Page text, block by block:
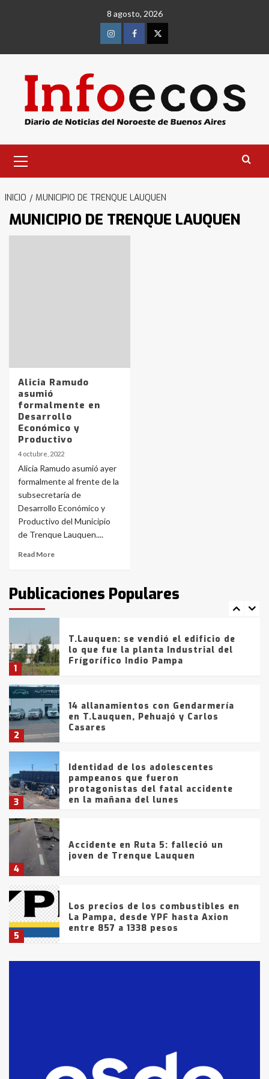
8 agosto, 2026
InstagramFacebookTwitter
primario
INICIO MUNICIPIO DE TRENQUE LAUQUEN
MUNICIPIO DE TRENQUE LAUQUEN
Alicia Ramudo
asumió
formalmente en
Desarrollo
Económico y
Productivo
4 octubre, 2022
Alicia Ramudo asumió ayer
formalmente al frente de la
subsecretaría de
Desarrollo Económico y
Productivo del Municipio
de Trenque Lauquen....
Read More
Publicaciones Populares
4
Accidente en Ruta 5: falleció un
joven de Trenque Lauquen
5
Los precios de los combustibles en
6
La Bolsa de Cereales de Bahía
Blanca anticipa que Agosto vendrá
con lluvias y heladas, en gran parte
de la provincia
fueron detenidos por
comercialización de drogas en la
tarde del sábado
1
T.Lauquen: se vendió el edificio de
lo que fue la planta Industrial del
Frígorífico Indio Pampa
2
14 allanamientos con Gendarmería
en T.Lauquen, Pehuajó y Carlos
Casares
3
Identidad de los adolescentes
pampeanos que fueron
protagonistas del fatal accidente
en la mañana del lunes
4
Accidente en Ruta 5: falleció un
joven de Trenque Lauquen
5
Los precios de los combustibles en
La Pampa, desde YPF hasta Axion
entre 857 a 1338 pesos
fueron detenidos por
comercialización de drogas en la
tarde del sábado